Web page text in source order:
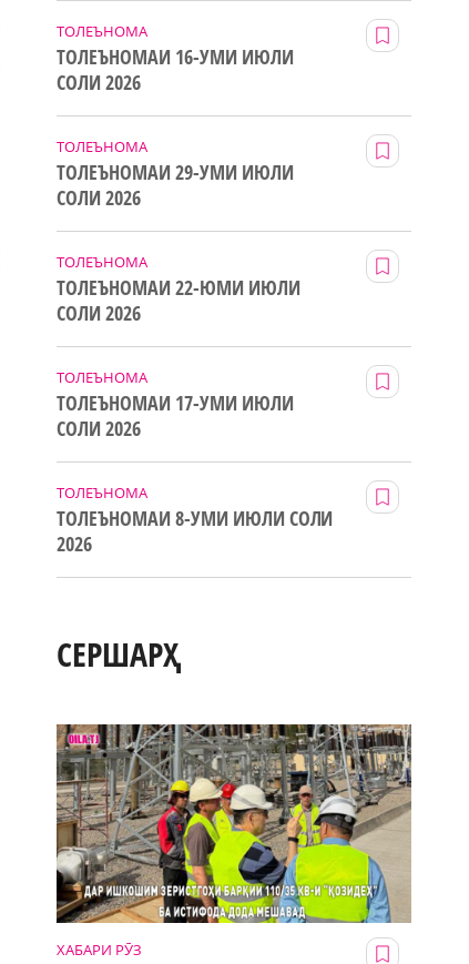
ТОЛЕЪНОМА
ТОЛЕЪНОМАИ 16-УМИ ИЮЛИ
СОЛИ 2026
ТОЛЕЪНОМА
ТОЛЕЪНОМАИ 29-УМИ ИЮЛИ
СОЛИ 2026
ТОЛЕЪНОМА
ТОЛЕЪНОМАИ 22-ЮМИ ИЮЛИ
СОЛИ 2026
ТОЛЕЪНОМА
ТОЛЕЪНОМАИ 17-УМИ ИЮЛИ
СОЛИ 2026
ТОЛЕЪНОМА
ТОЛЕЪНОМАИ 8-УМИ ИЮЛИ СОЛИ
2026
СЕРШАРҲ
ХАБАРИ РӮЗ